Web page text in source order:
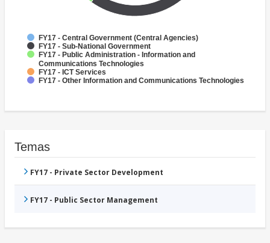
FY17 - Central Government (Central Agencies)
FY17 - Sub-National Government
FY17 - Public Administration - Information and
Communications Technologies
FY17 - ICT Services
FY17 - Other Information and Communications Technologies
Temas
FY17 - Private Sector Development
FY17 - Public Sector Management